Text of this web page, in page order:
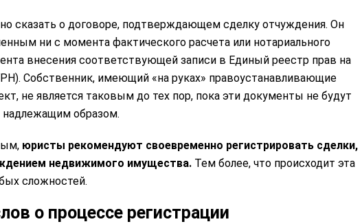
сказать о договоре, подтверждающем сделку отчуждения. Он
ни с момента фактического расчета или нотариального
внесения соответствующей записи в Единый реестр прав на
Собственник, имеющий «на руках» правоустанавливающие
не является таковым до тех пор, пока эти документы не будут
надлежащим образом.
юристы рекомендуют своевременно регистрировать сделки,
недвижимого имущества. Тем более, что происходит эта
сложностей.
о процессе регистрации